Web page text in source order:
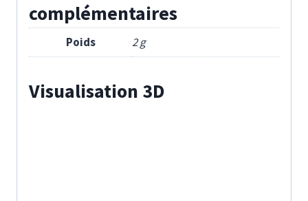
complémentaires
Poids 2 g
Visualisation 3D